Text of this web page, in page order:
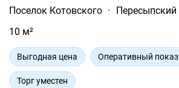
Поселок Котовского · Пересыпский
10 м²
Выгодная цена Оперативный показ
Торг уместен